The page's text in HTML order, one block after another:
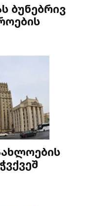
ბუნებრივ